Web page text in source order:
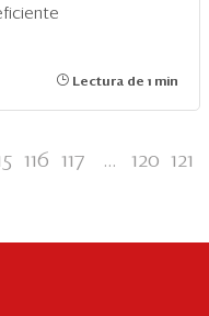
Lectura de 1 min
116 117 ... 120 121